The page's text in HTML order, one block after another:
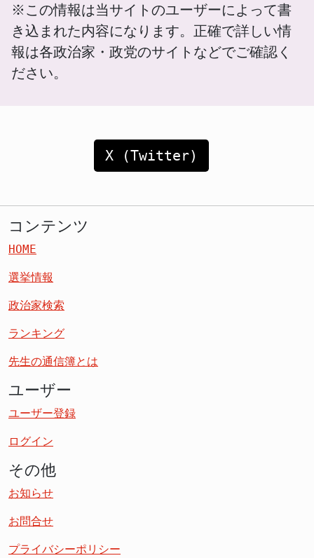
※この情報は当サイトのユーザーによって書
き込まれた内容になります。正確で詳しい情
報は各政治家・政党のサイトなどでご確認く
ださい。
X (Twitter)
コンテンツ
HOME
選挙情報
政治家検索
ランキング
先生の通信簿とは
ユーザー
ユーザー登録
ログイン
その他
お知らせ
お問合せ
プライバシーポリシー